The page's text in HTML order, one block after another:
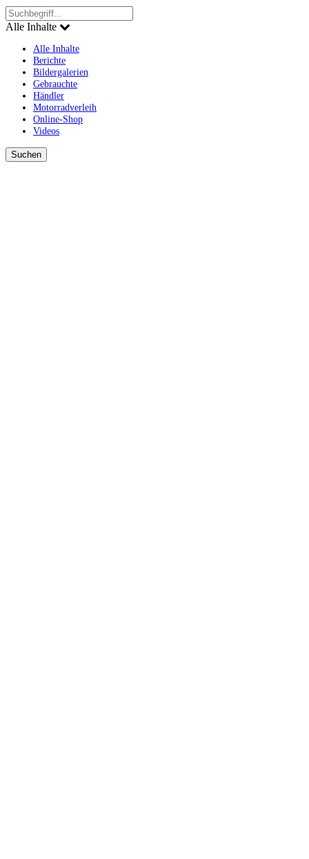
Alle Inhalte
Alle Inhalte
Berichte
Bildergalerien
Gebrauchte
Händler
Motorradverleih
Online-Shop
Videos
Suchen